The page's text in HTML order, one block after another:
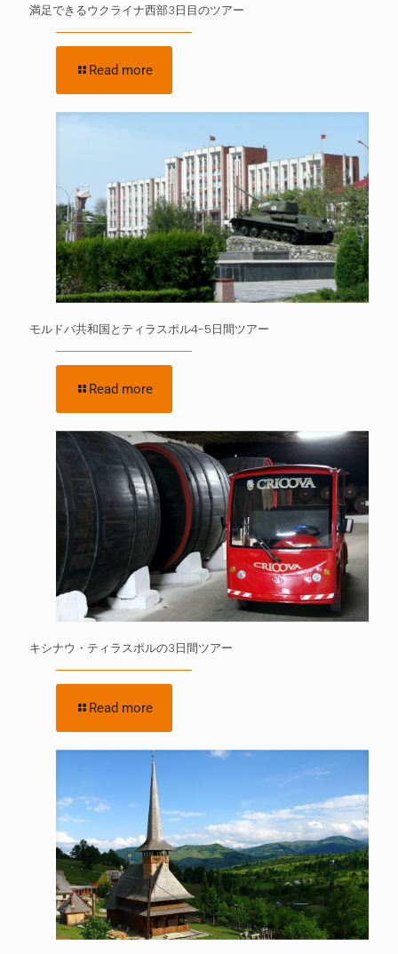
満足できるウクライナ西部3日目のツアー
Read more
モルドバ共和国とティラスポル4-5日間ツアー
Read more
キシナウ・ティラスポルの3日間ツアー
Read more